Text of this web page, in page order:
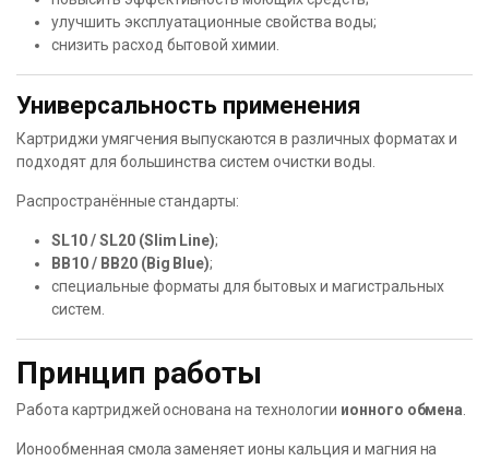
улучшить эксплуатационные свойства воды;
снизить расход бытовой химии.
Универсальность применения
Картриджи умягчения выпускаются в различных форматах и
подходят для большинства систем очистки воды.
Распространённые стандарты:
SL10 / SL20 (Slim Line);
BB10 / BB20 (Big Blue);
специальные форматы для бытовых и магистральных
систем.
Принцип работы
Работа картриджей основана на технологии ионного обмена
Ионообменная смола заменяет ионы кальция и магния на